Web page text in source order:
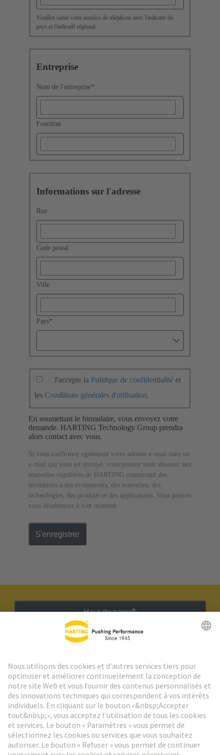
Veuillez saisir votre numéro de téléphone avec l'indicatif du
pays et l'indicatif régional.
Entreprise
Nom de l'entreprise*
Fonction
Informations sur l'adresse
Rue
Code postal
Ville
Pays*
J'accepte la Politique de confidentialité et
les Conditions générales d'utilisation.
En soumettant le formulaire, vous envoyez votre
demande. HARTING Technology Group prendra
alors contact avec vous.
Si vous confirmez également votre adresse e-mail dans un
e-mail qui vous est envoyé, vous pouvez vous abonner aux
nouvelles régulières de HARTING concernant des
invitations à des événements, des nouvelles, des
technologies, des produits et des applications. Vous pouvez
vous désabonner à tout moment.
S'enregistrer
Haut de page
Aller à l'inscription
Social Media